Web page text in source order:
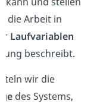
die Arbeit in
Laufvariablen
beschreibt.
wir die
des Systems,